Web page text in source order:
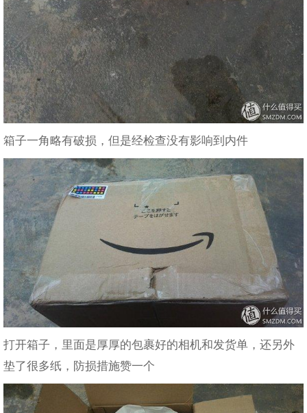
箱子一角略有破损，但是经检查没有影响到内件
打开箱子，里面是厚厚的包裹好的相机和发货单，还另外
垫了很多纸，防损措施赞一个